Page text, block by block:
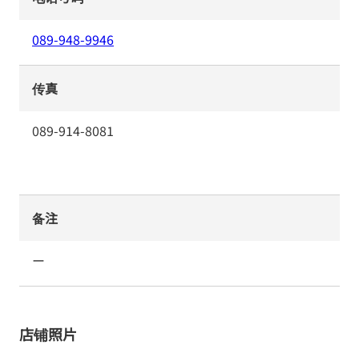
089-948-9946
传真
089-914-8081
备注
ー
店铺照片